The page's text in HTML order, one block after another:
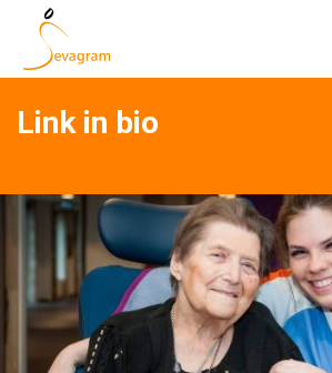
Link in bio